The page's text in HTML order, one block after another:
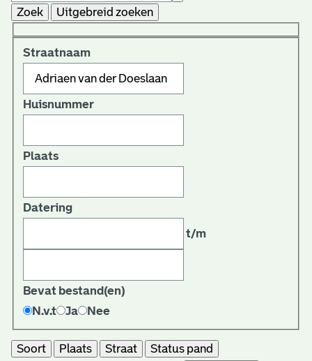
Zoek
Uitgebreid zoeken
Straatnaam
Huisnummer
Plaats
Datering
t/m
Bevat bestand(en)
N.v.t
Ja Nee
Soort Plaats Straat
Status pand